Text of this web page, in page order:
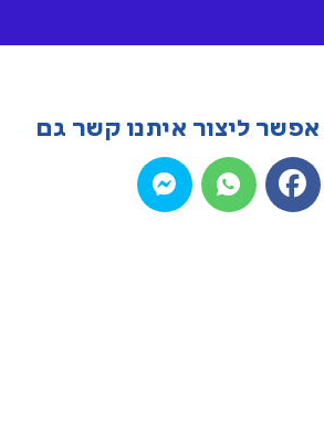
אפשר ליצור איתנו קשר גם